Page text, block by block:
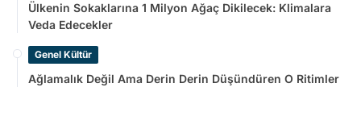
Ülkenin Sokaklarına 1 Milyon Ağaç Dikilecek: Klimalara
Veda Edecekler
Genel Kültür
Ağlamalık Değil Ama Derin Derin Düşündüren O Ritimler